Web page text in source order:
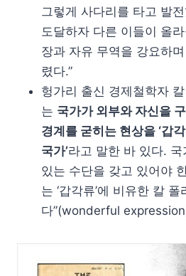
그렇게 사다리를 타고 발
도달하자 다른 이들이 올
장과 자유 무역을 강요하
렸다.”
헝가리 출신 경제철학자
는 국가가 외부와 자신을
경계를 굳히는 현상을 ‘
국가’라고 말한 바 있다.
있는 수단을 갖고 있어야
는 ‘갑각류’에 비유한 칼
다”(wonderful